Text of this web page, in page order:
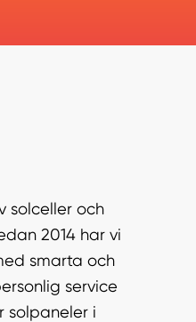
solceller och
2014 har vi
smarta och
service
solpaneler i